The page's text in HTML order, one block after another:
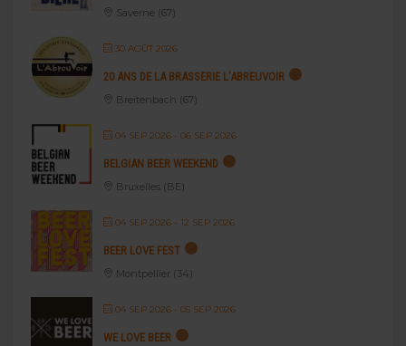
Saverne (67)
30 AOÛT 2026
20 ANS DE LA BRASSERIE L’ABREUVOIR
Breitenbach (67)
04 SEP 2026- 06 SEP 2026
BELGIAN BEER WEEKEND
Bruxelles (BE)
04 SEP 2026- 12 SEP 2026
BEER LOVE FEST
Montpellier (34)
04 SEP 2026- 05 SEP 2026
WE LOVE BEER